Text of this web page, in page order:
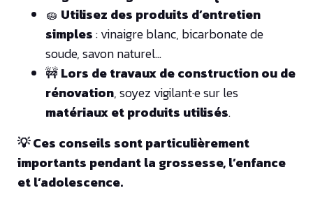
🧽 Utilisez des produits d’entretien
simples: vinaigre blanc, bicarbonate de
soude, savon naturel…
🚧Lors de travaux de construction ou de
rénovation, soyez vigilant·e sur les
matériaux et produits utilisés.
💡 Ces conseils sont particulièrement
importants pendant la grossesse, l’enfance
et l’adolescence.